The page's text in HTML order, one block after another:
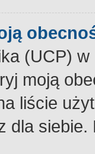
(UCP) w
moją
liście
dla